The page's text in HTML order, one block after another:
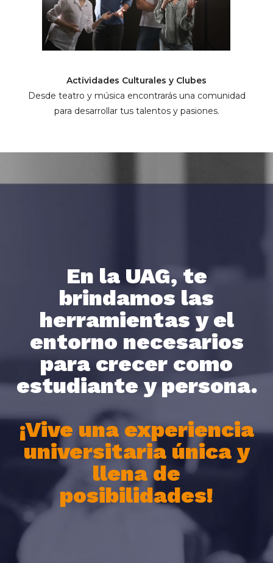
Actividades Culturales y Clubes
Desde teatro y música encontrarás una comunidad
para desarrollar tus talentos y pasiones.
En la UAG, te
brindamos las
herramientas y el
entorno necesarios
para crecer como
estudiante y persona.
¡Vive una experiencia
universitaria única y
llena de
posibilidades!